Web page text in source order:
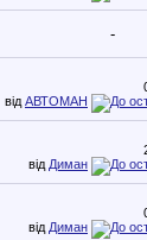
-
від АВТОМАН
від Диман
від Диман